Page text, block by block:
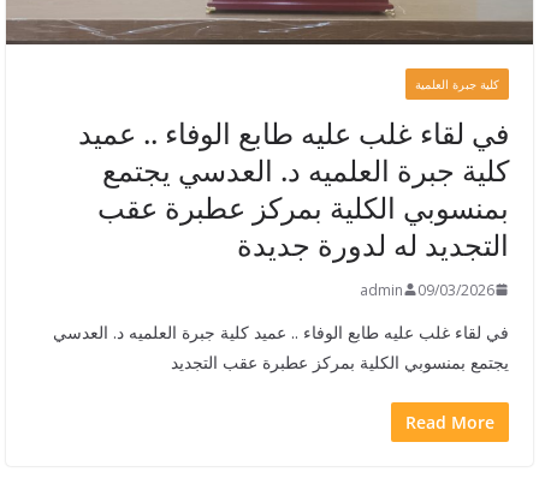
كلية جبرة العلمية
في لقاء غلب عليه طابع الوفاء .. عميد
كلية جبرة العلميه د. العدسي يجتمع
بمنسوبي الكلية بمركز عطبرة عقب
التجديد له لدورة جديدة
09/03/2026
admin
في لقاء غلب عليه طابع الوفاء .. عميد كلية جبرة العلميه د. العدسي
يجتمع بمنسوبي الكلية بمركز عطبرة عقب التجديد
Read More